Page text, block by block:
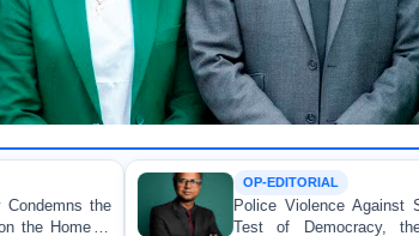
Police Violence Against Student Protesters: A Crucial
Test of Democracy, the Rule of Law, and State